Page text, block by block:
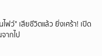
ฟว์" เสียชีวิตแล้ว ยิ่งเศร้า! เปิด
ากไป